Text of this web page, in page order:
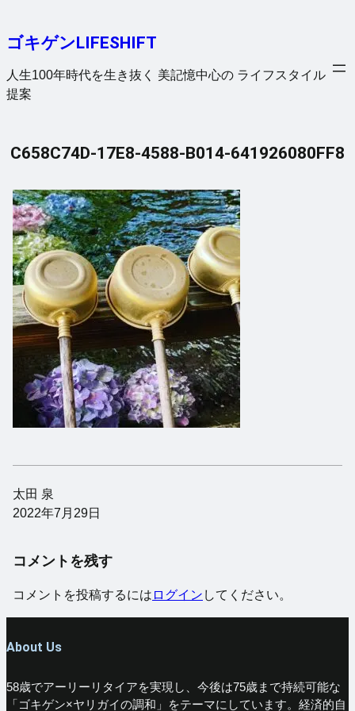
を
ス
キ
ゴキゲンLIFESHIFT
人生100年時代を生き抜く 美記憶中心の ライフスタイル
提案
C658C74D-17E8-4588-B014-641926080FF8
太田 泉
2022年7月29日
コメントを残す
コメントを投稿するには ログイン してください。
About Us
58歳でアーリーリタイアを実現し、今後は75歳まで持続可能な
「ゴキゲン×ヤリガイの調和」をテーマにしています。経済的自